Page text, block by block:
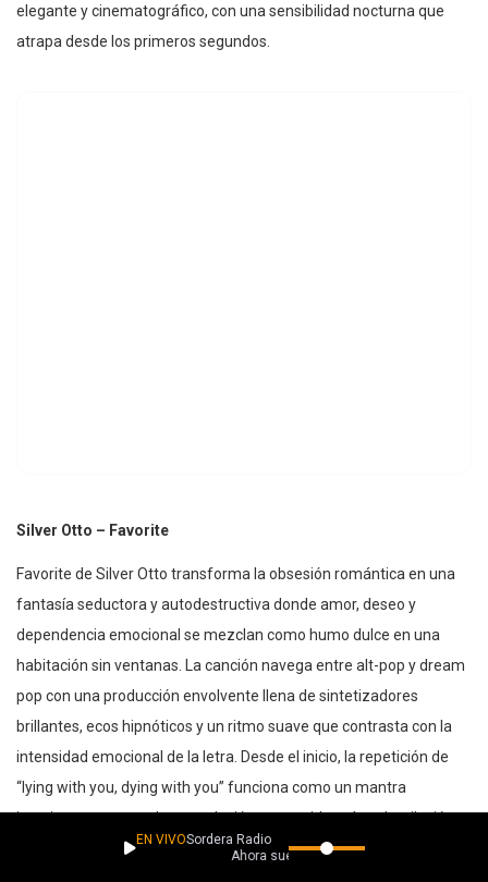
elegante y cinematográfico, con una sensibilidad nocturna que
atrapa desde los primeros segundos.
Silver Otto – Favorite
Favorite de Silver Otto transforma la obsesión romántica en una
fantasía seductora y autodestructiva donde amor, deseo y
dependencia emocional se mezclan como humo dulce en una
habitación sin ventanas. La canción navega entre alt-pop y dream
pop con una producción envolvente llena de sintetizadores
brillantes, ecos hipnóticos y un ritmo suave que contrasta con la
intensidad emocional de la letra. Desde el inicio, la repetición de
“lying with you, dying with you” funciona como un mantra
intoxicante que revela una relación construida más sobre ilusión
que sobre realidad.
EN VIVOSordera Radio
Ahora suena